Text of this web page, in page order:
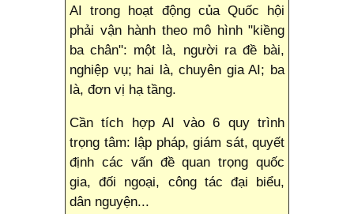
AI trong hoạt động của Quốc hội
phải vận hành theo mô hình "kiềng
ba chân": một là, người ra đề bài,
nghiệp vụ; hai là, chuyên gia AI; ba
là, đơn vị hạ tầng.
Cần tích hợp AI vào 6 quy trình
trọng tâm: lập pháp, giám sát, quyết
định các vấn đề quan trọng quốc
gia, đối ngoại, công tác đại biểu,
dân nguyện...